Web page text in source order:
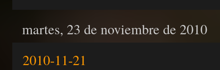
martes, 23 de noviembre de 2010
2010-11-21